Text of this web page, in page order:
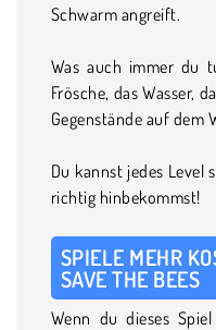
Schwarm angreift.
Was auch immer du
Frösche, das Wasser,
Gegenstände auf dem
Du kannst jedes Level
richtig hinbekommst!
SPIELE MEHR
SAVE THE BEES
Wenn du dieses